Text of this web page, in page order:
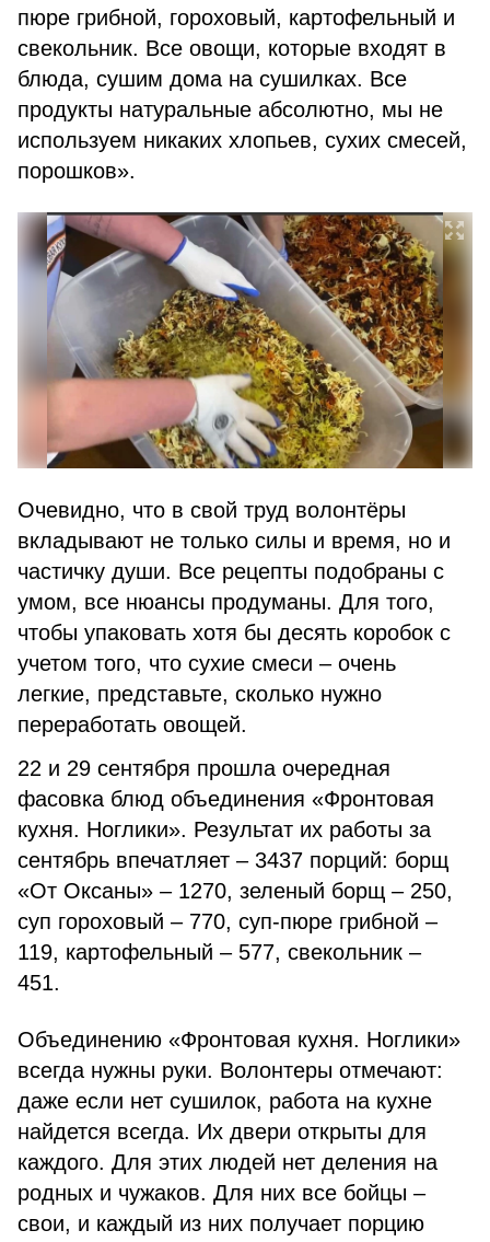
пюре грибной, гороховый, картофельный и
свекольник. Все овощи, которые входят в
блюда, сушим дома на сушилках. Все
продукты натуральные абсолютно, мы не
используем никаких хлопьев, сухих смесей,
порошков».
Очевидно, что в свой труд волонтёры
вкладывают не только силы и время, но и
частичку души. Все рецепты подобраны с
умом, все нюансы продуманы. Для того,
чтобы упаковать хотя бы десять коробок с
учетом того, что сухие смеси – очень
легкие, представьте, сколько нужно
переработать овощей.
22 и 29 сентября прошла очередная
фасовка блюд объединения «Фронтовая
кухня. Ноглики». Результат их работы за
сентябрь впечатляет – 3437 порций: борщ
«От Оксаны» – 1270, зеленый борщ – 250,
суп гороховый – 770, суп-пюре грибной –
119, картофельный – 577, свекольник –
451.
Объединению «Фронтовая кухня. Ноглики»
всегда нужны руки. Волонтеры отмечают:
даже если нет сушилок, работа на кухне
найдется всегда. Их двери открыты для
каждого. Для этих людей нет деления на
родных и чужаков. Для них все бойцы –
свои, и каждый из них получает порцию